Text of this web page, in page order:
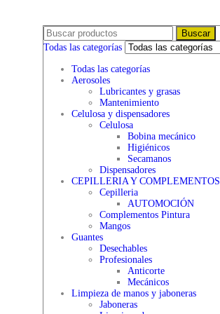
Buscar
Todas las categorías
Todas las categorías
Aerosoles
Lubricantes y grasas
Mantenimiento
Celulosa y dispensadores
Celulosa
Bobina mecánico
Higiénicos
Secamanos
Dispensadores
CEPILLERIA Y COMPLEMENTOS
Cepilleria
AUTOMOCIÓN
Complementos Pintura
Mangos
Guantes
Desechables
Profesionales
Anticorte
Mecánicos
Limpieza de manos y jaboneras
Jaboneras